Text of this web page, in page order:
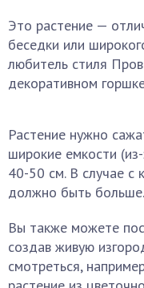
Это растение —
беседки или
любитель стиля
декоративном
Растение нужно
широкие емкости
40-50 см. В случае с
должно быть больше.
Вы также можете
создав живую
смотреться,